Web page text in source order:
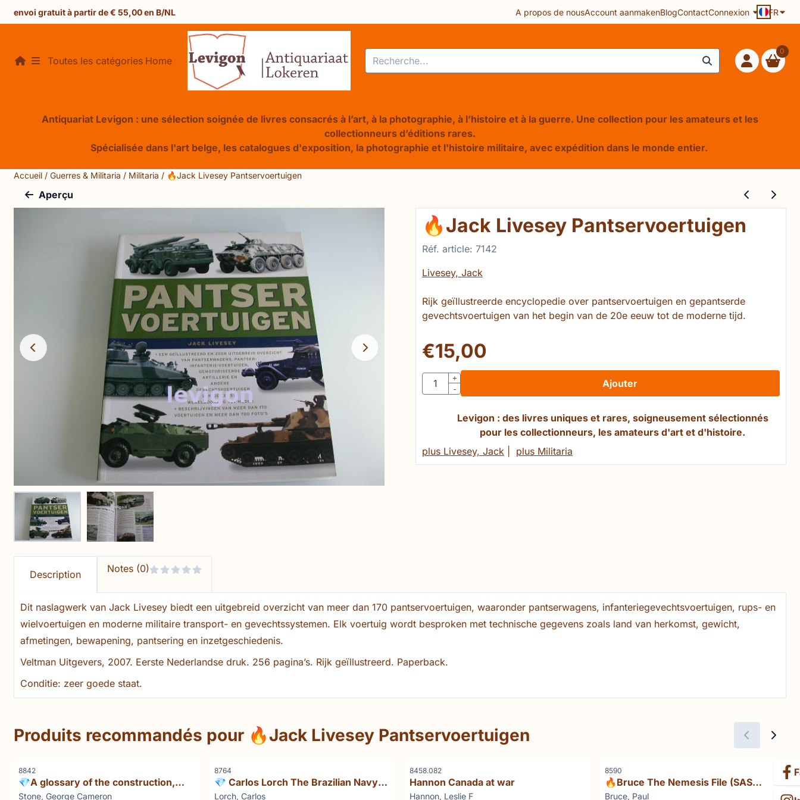
Préférences de cookies disponibles. Choisissez les paramètres ou autorisez tous les cookies.
envoi gratuit à partir de € 55,00 en B/NL A propos de nousAccount aanmakenBlogContactConnexion FR
Toutes les catégories Home Rechercher 0
Antiquariat Levigon : une sélection soignée de livres consacrés à l’art, à la photographie, à l’histoire et à la guerre. Une collection pour les amateurs et les
collectionneurs d’éditions rares.
Spécialisée dans l'art belge, les catalogues d'exposition, la photographie et l'histoire militaire, avec expédition dans le monde entier.
Accueil / Guerres & Militaria / Militaria / 🔥Jack Livesey Pantservoertuigen
Aperçu
🔥Jack Livesey Pantservoertuigen
Réf. article: 7142
Livesey, Jack
Rijk geïllustreerde encyclopedie over pantservoertuigen en gepantserde
gevechtsvoertuigen van het begin van de 20e eeuw tot de moderne tijd.
€15,00
Quantité
+
-
Ajouter
Levigon : des livres uniques et rares, soigneusement sélectionnés
pour les collectionneurs, les amateurs d'art et d'histoire.
plus Livesey, Jack| plus Militaria
Description Notes (0)
Dit naslagwerk van Jack Livesey biedt een uitgebreid overzicht van meer dan 170 pantservoertuigen, waaronder pantserwagens, infanteriegevechtsvoertuigen, rups- en
wielvoertuigen en moderne militaire transport- en gevechtssystemen. Elk voertuig wordt besproken met technische gegevens zoals land van herkomst, gewicht,
afmetingen, bewapening, pantsering en inzetgeschiedenis.
Veltman Uitgevers, 2007. Eerste Nederlandse druk. 256 pagina’s. Rijk geïllustreerd. Paperback.
Conditie: zeer goede staat.
Produits recommandés pour 🔥Jack Livesey Pantservoertuigen
Référence
8842
💎A glossary of the construction,
decoration and use of arms and
Marque :
Stone, George Cameron
Référence
8764
💎 Carlos Lorch The Brazilian Navy
Naval Power
Marque :
Lorch, Carlos
Référence
8458.082
Hannon Canada at war
Marque :
Hannon, Leslie F
Référence
8590
🔥Bruce The Nemesis File (SAS
Execution Squad)
Marque :
Bruce, Paul